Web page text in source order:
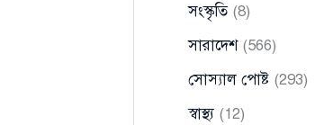
সংস্কৃতি(8)
সারাদেশ(566)
সোস্যাল পোষ্ট (293)
স্বাস্থ্য (12)